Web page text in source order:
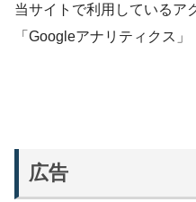
当サイトで利用しているア
「Googleアナリティクス
広告